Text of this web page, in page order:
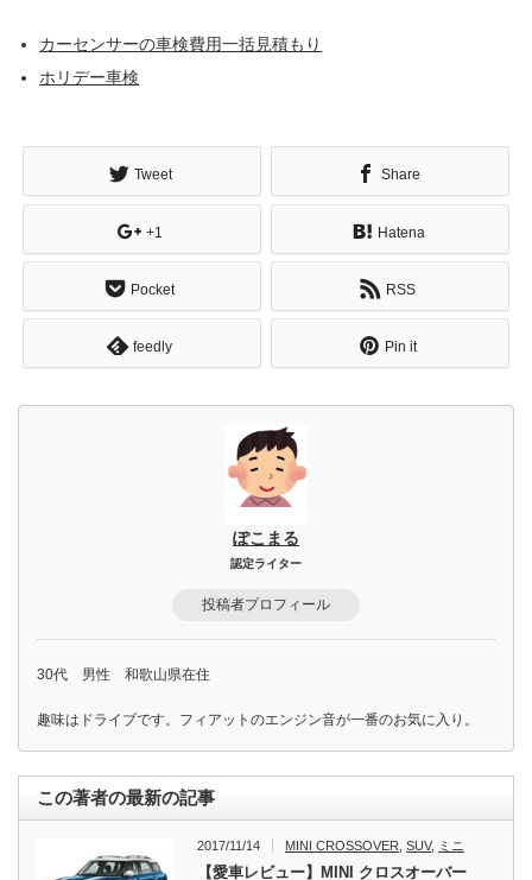
カーセンサーの車検費用一括見積もり
ホリデー車検
Tweet Share
+1 Hatena
Pocket RSS
feedly Pin it
ぽこまる
認定ライター
投稿者プロフィール
30代 男性 和歌山県在住
趣味はドライブです。フィアットのエンジン音が一番のお気に入り。
この著者の最新の記事
2017/11/14 MINI CROSSOVER ,SUV, ミニ
【愛車レビュー】MINI クロスオーバー